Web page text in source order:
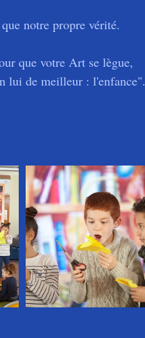
notre propre vérité.
que votre Art se lègue,
lui de meilleur : l'enfance".